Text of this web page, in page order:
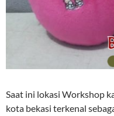
Saat ini lokasi Workshop
kota bekasi terkenal